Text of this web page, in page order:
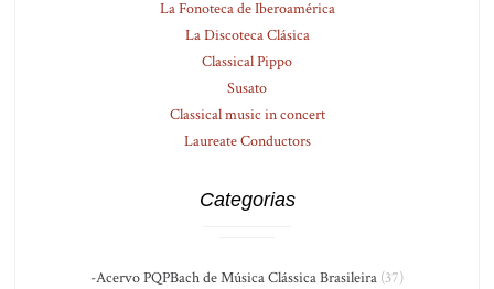
La Fonoteca de Iberoamérica
La Discoteca Clásica
Classical Pippo
Susato
Classical music in concert
Laureate Conductors
Categorias
-Acervo PQPBach de Música Clássica Brasileira (37)